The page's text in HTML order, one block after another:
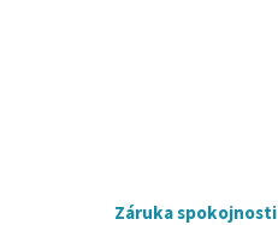
Záruka spokojnosti